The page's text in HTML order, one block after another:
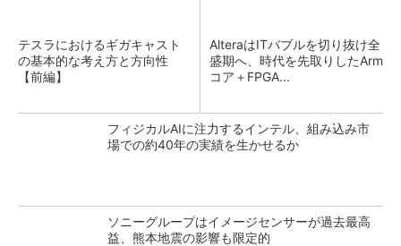
テスラにおけるギガキャスト
の基本的な考え方と方向性
【前編】
AlteraはITバブルを切り抜け全
盛期へ、時代を先取りしたArm
コア＋FPGA...
フィジカルAIに注力するインテル、組み込み市
場での約40年の実績を生かせるか
ソニーグループはイメージセンサーが過去最高
益、熊本地震の影響も限定的